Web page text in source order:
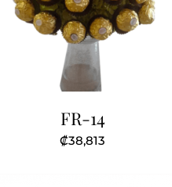
FR-14
₡38,813